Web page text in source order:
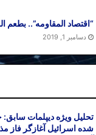
“اقتصاد المقاومه”.. بطعم
دسامبر 1, 2019
تحلیل ویژه دیپلمات
شده اسرائیل آغازگر فاز